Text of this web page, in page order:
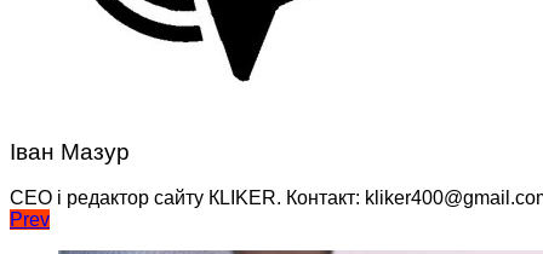
Іван Мазур
CEO і редактор сайту КLIKER. Контакт:
Навігація
Prev